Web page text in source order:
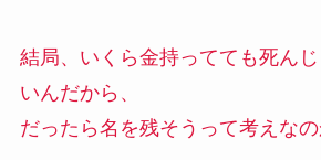
結局、いくら金持ってても死ん
いんだから、
だったら名を残そうって考えなの